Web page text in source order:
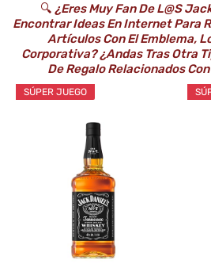
🔍 ¿Eres Muy Fan De L@s
Encontrar Ideas En Internet Para
Artículos Con El Emblema,
Corporativa? ¿Andas Tras Otra
De Regalo Relacionados
SÚPER JUEGO